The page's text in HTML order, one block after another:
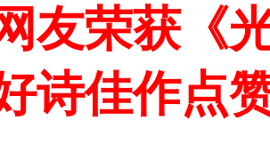
友荣获《
诗佳作点